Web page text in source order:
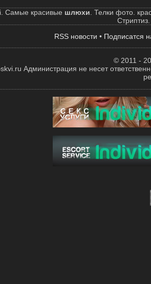
Самые красивые шлюхи . Телки фото.
RSS новости • Подписатся
© 2011 -
Администрация не несет